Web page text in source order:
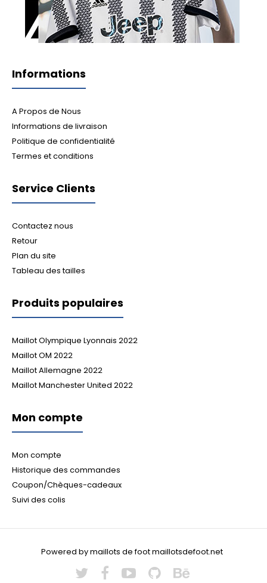
Informations
A Propos de Nous
Informations de livraison
Politique de confidentialité
Termes et conditions
Service Clients
Contactez nous
Retour
Plan du site
Tableau des tailles
Produits populaires
Maillot Olympique Lyonnais 2022
Maillot OM 2022
Maillot Allemagne 2022
Maillot Manchester United 2022
Mon compte
Mon compte
Historique des commandes
Coupon/Chèques-cadeaux
Suivi des colis
Powered by maillots de foot maillotsdefoot.net